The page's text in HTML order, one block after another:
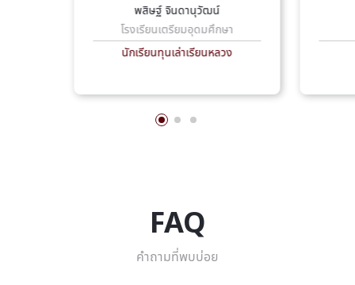
พสิษฐ์ จินดานุวัฒน์
โรงเรียนเตรียมอุดมศึกษา
นักเรียนทุนเล่าเรียนหลวง
FAQ
คำถามที่พบบ่อย